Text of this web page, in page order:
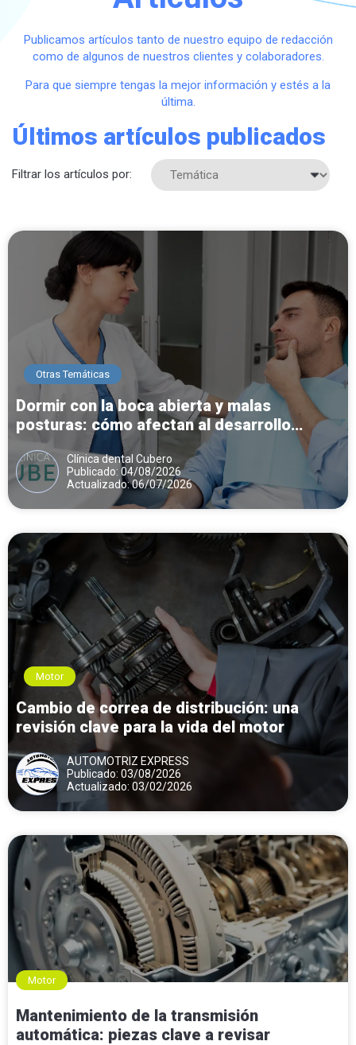
Publicamos artículos tanto de nuestro equipo de redacción
como de algunos de nuestros clientes y colaboradores.
Para que siempre tengas la mejor información y estés a la
última.
Últimos artículos publicados
Filtrar los artículos por:
Otras Temáticas
Dormir con la boca abierta y malas
posturas: cómo afectan al desarrollo
dental y mandibular
Clínica dental Cubero
Publicado: 04/08/2026
Actualizado: 06/07/2026
Motor
Cambio de correa de distribución: una
revisión clave para la vida del motor
AUTOMOTRIZ EXPRESS
Publicado: 03/08/2026
Actualizado: 03/02/2026
Motor
Mantenimiento de la transmisión
automática: piezas clave a revisar